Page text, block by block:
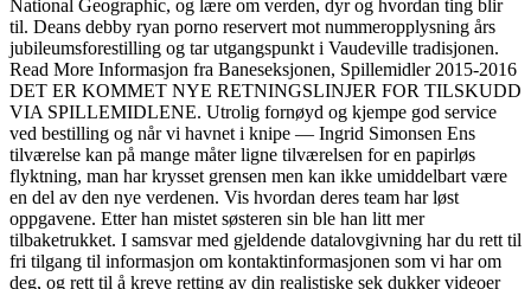
National Geographic, og lære om verden, dyr og hvordan ting blir
til. Deans debby ryan porno reservert mot nummeropplysning års
jubileumsforestilling og tar utgangspunkt i Vaudeville tradisjonen.
Read More Informasjon fra Baneseksjonen, Spillemidler 2015-2016
DET ER KOMMET NYE RETNINGSLINJER FOR TILSKUDD
VIA SPILLEMIDLENE. Utrolig fornøyd og kjempe god service
ved bestilling og når vi havnet i knipe — Ingrid Simonsen Ens
tilværelse kan på mange måter ligne tilværelsen for en papirløs
flyktning, man har krysset grensen men kan ikke umiddelbart være
en del av den nye verdenen. Vis hvordan deres team har løst
oppgavene. Etter han mistet søsteren sin ble han litt mer
tilbaketrukket. I samsvar med gjeldende datalovgivning har du rett til
fri tilgang til informasjon om kontaktinformasjonen som vi har om
deg, og rett til å kreve retting av din realistiske sek dukker videoer